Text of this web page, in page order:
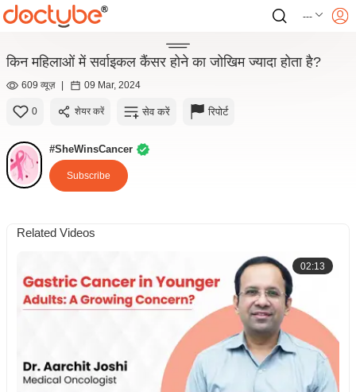
---
किन महिलाओं में सर्वाइकल कैंसर होने का जोखिम ज्यादा होता है?
609 व्यूज़ | 09 Mar, 2024
0 शेयर करें सेव करें रिपोर्ट
#SheWinsCancer
Subscribe
Related Videos
02:13